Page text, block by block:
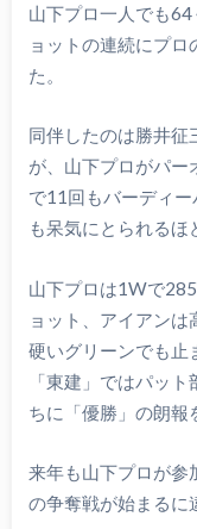
山下プロ一人でも
ョットの連続にプ
た。
同伴したのは勝井征
が、山下プロがパー
で11回もバーディ
も呆気にとられるほ
山下プロは1Wで
ョット、アイアンは
硬いグリーンでも止
「東建」ではパッ
ちに「優勝」の朗報
来年も山下プロが参
の争奪戦が始まるに